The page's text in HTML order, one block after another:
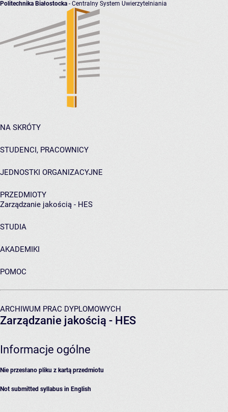
Politechnika Białostocka - Centralny System Uwierzytelniania
NA SKRÓTY
STUDENCI, PRACOWNICY
JEDNOSTKI ORGANIZACYJNE
PRZEDMIOTY
Zarządzanie jakością - HES
STUDIA
AKADEMIKI
POMOC
ARCHIWUM PRAC DYPLOMOWYCH
Zarządzanie jakością - HES
Informacje ogólne
Nie przesłano pliku z kartą przedmiotu
Not submitted syllabus in English